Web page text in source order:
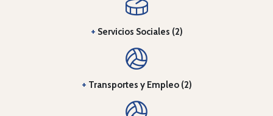
+ Servicios Sociales (2)
+ Transportes y Empleo (2)